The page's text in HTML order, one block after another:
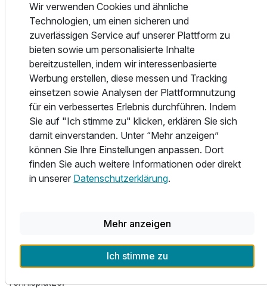
Einzelzimmer Komfort Seeseite
1 Erwachsenen
- Infrarotkabine
- Erlebnisduschen
- Wärmebank
AKTIVITÄTEN im SOMMER:
- SEGELN & SURFEN: Der Neusiedler See, Europas
größter Steppensee, bietet Seglern und Surfen die idealen
Bedingungen. Vom Seehotel Rust gelangen Sie zu den
besten Plätzen um die Segel zu setzen oder auf dem
Surfbrett dahinzugleiten.
- BOOTSFAHRTEN: Zahlreiche Schifffahrtsunternehmen
und Bootsverleiher rund um den Neusiedler See bieten für
sind Ihnen bei der Organisation jederzeit behilflich.
- TENNIS: In der am Seehotel Rust angeschlossenen
Tennishalle finden Tennisliebhaber zwei gepflegte
Tennisplätze.
Wir verwenden Cookies und ähnliche
Technologien, um einen sicheren und
zuverlässigen Service auf unserer Plattform zu
bieten sowie um personalisierte Inhalte
bereitzustellen, indem wir interessenbasierte
Werbung erstellen, diese messen und Tracking
einsetzen sowie Analysen der Plattformnutzung
für ein verbessertes Erlebnis durchführen. Indem
Sie auf "Ich stimme zu" klicken, erklären Sie sich
damit einverstanden. Unter “Mehr anzeigen”
können Sie Ihre Einstellungen anpassen. Dort
finden Sie auch weitere Informationen oder direkt
in unserer Datenschutzerklärung.
Mehr anzeigen
Ich stimme zu